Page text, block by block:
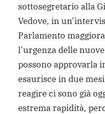
sottosegretario alla
Vedove, in
Parlamento
l’urgenza delle
possono approvarla
esaurisce in due
reagire ci sono già
estrema rapidità,